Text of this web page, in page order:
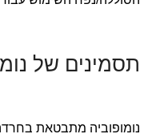
תסמינים של
נומופוביה מתבטאת